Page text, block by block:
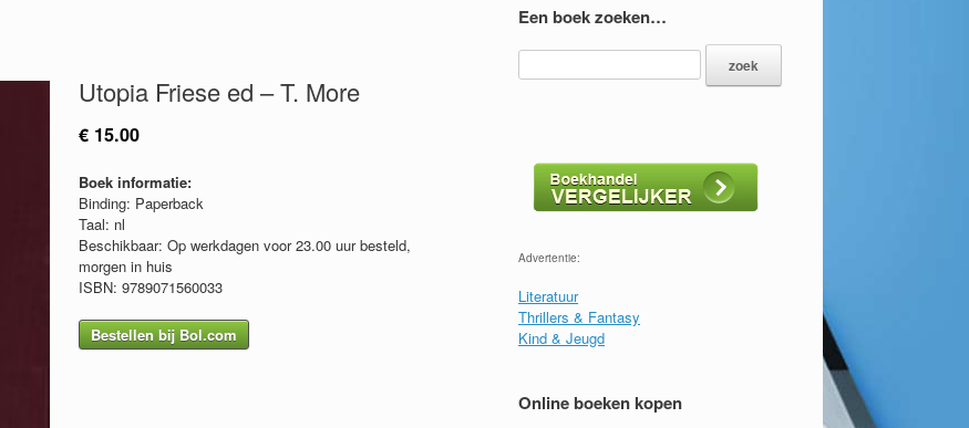
Utopia Friese ed – T. More
€ 15.00
Boek informatie:
Binding: Paperback
Taal: nl
Beschikbaar: Op werkdagen voor 23.00 uur besteld,
morgen in huis
ISBN: 9789071560033
Bestellen bij Bol.com
Een boek zoeken…
Advertentie:
Literatuur
Thrillers & Fantasy
Kind & Jeugd
Online boeken kopen